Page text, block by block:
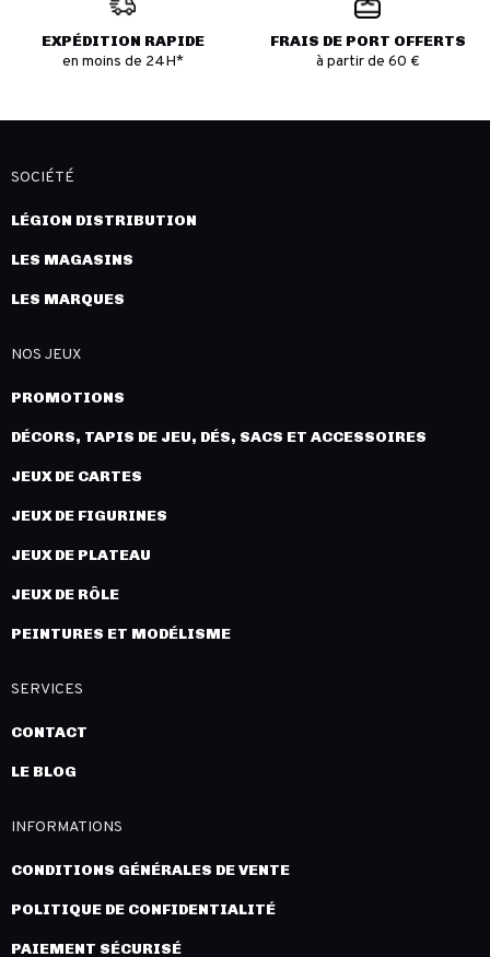
EXPÉDITION RAPIDE
en moins de 24H*
FRAIS DE PORT OFFERTS
à partir de 60 €
SOCIÉTÉ
LÉGION DISTRIBUTION
LES MAGASINS
LES MARQUES
NOS JEUX
PROMOTIONS
DÉCORS, TAPIS DE JEU, DÉS, SACS ET ACCESSOIRES
JEUX DE CARTES
JEUX DE FIGURINES
JEUX DE PLATEAU
JEUX DE RÔLE
PEINTURES ET MODÉLISME
SERVICES
CONTACT
LE BLOG
INFORMATIONS
CONDITIONS GÉNÉRALES DE VENTE
POLITIQUE DE CONFIDENTIALITÉ
PAIEMENT SÉCURISÉ